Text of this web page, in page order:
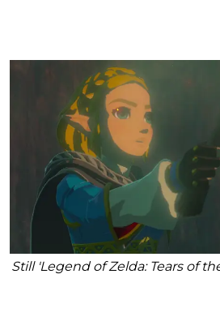
Still 'Legend of Zelda: Tears of